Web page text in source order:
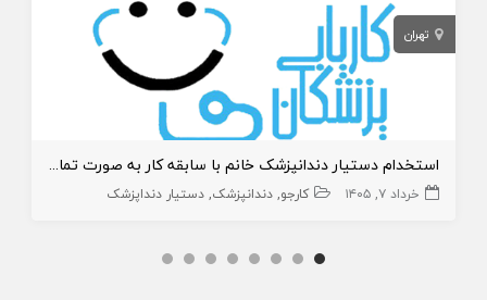
تهران
استخدام دستیار دندانپزشک خانم با سابقه کار به صورت تمام وقت
خرداد ۷, ۱۴۰۵ کارجو دندانپزشک دستیار دنداپزشک